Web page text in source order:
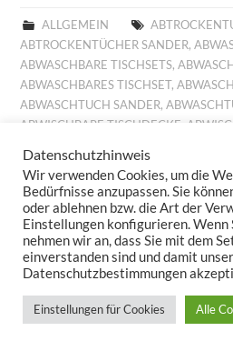
ALLGEMEIN
ABTROCKENTÜCHER SANDER,
ABWASCHBARE TISCHSETS,
ABWASCHBARES TISCHSET,
ABWASCHTUCH SANDER,
ABWISCHBARE TISCHDECKE
ABWISCHBARES TISCHTUCH
ALLROUND BASKET GOBELIN ,
WOLLKISSEN,BESTICKTES
BILLIGE TISCHDECKE,BILLIGE
TISCHWÄSCHE,BILLIGES TISCHTUCH
BROTKORB HERBST,BROTKORB
DIGITALDRUCK
TISCHDECKE,FESTLICHE
TISCHTÜCHER,FESTLICHES
Datenschutzhinweis
Wir verwenden Cookies, um die
Bedürfnisse anzupassen. Sie
oder ablehnen bzw. die Art der
Einstellungen konfigurieren. Wenn
nehmen wir an, dass Sie mit dem
einverstanden sind und damit
Datenschutzbestimmungen
Einstellungen für Cookies Alle